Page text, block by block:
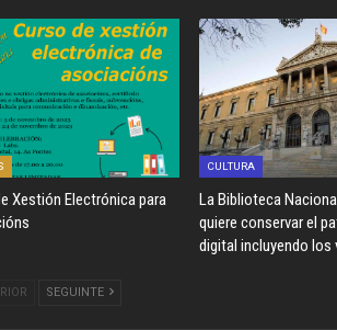
Xestión Electrónica para
CULTURA
La Biblioteca
quiere conservar el
digital incluyendo los
SEGUINTE